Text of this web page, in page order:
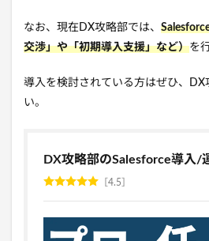
なお、現在DX攻略部では、
交渉」や「初期導入支援」など）を
導入を検討されている方はぜひ、DX
い。
DX攻略部のSalesforce導入/
4.5